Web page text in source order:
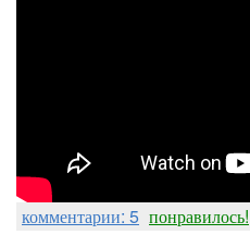
комментарии: 5 понравилось!